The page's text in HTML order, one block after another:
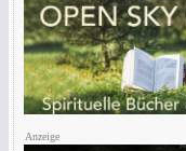
Anzeige